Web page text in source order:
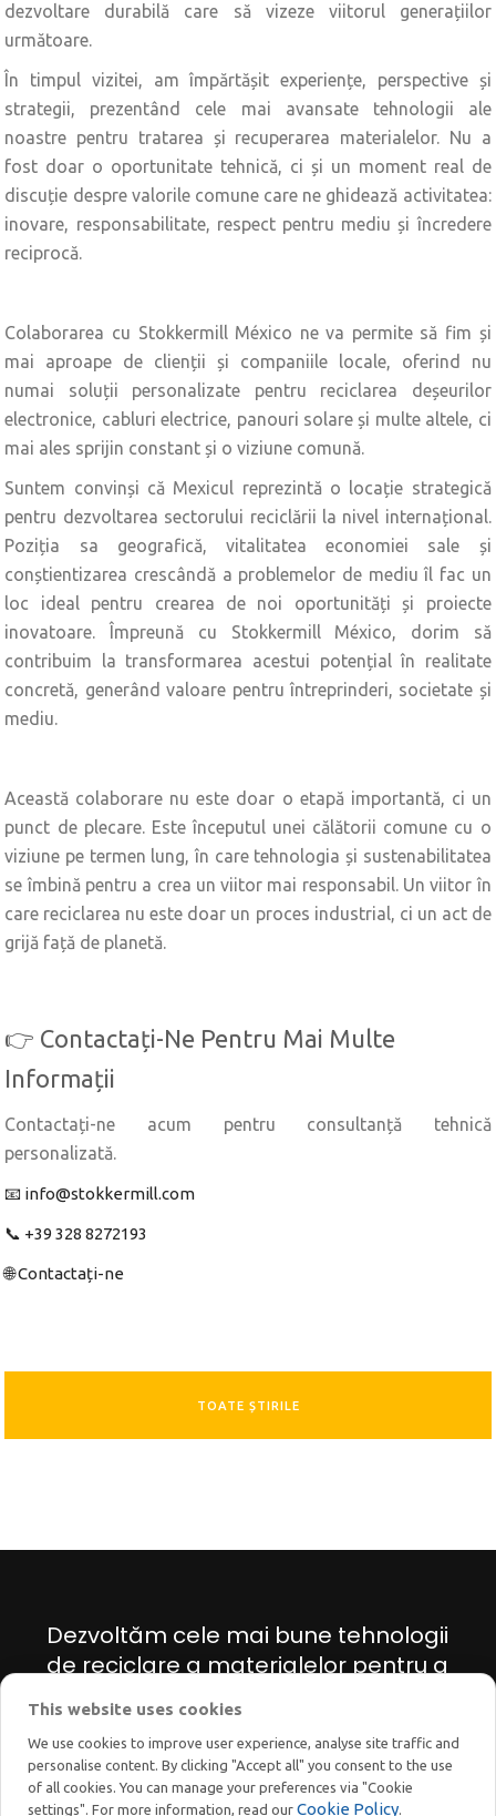
dezvoltare durabilă care să vizeze viitorul generațiilor
următoare.
În timpul vizitei, am împărtășit experiențe, perspective și
strategii, prezentând cele mai avansate tehnologii ale
noastre pentru tratarea și recuperarea materialelor. Nu a
fost doar o oportunitate tehnică, ci și un moment real de
discuție despre valorile comune care ne ghidează activitatea:
inovare, responsabilitate, respect pentru mediu și încredere
reciprocă.‍
Colaborarea cu Stokkermill México ne va permite să fim și
mai aproape de clienții și companiile locale, oferind nu
numai soluții personalizate pentru reciclarea deșeurilor
electronice, cabluri electrice, panouri solare și multe altele, ci
mai ales sprijin constant și o viziune comună.
Suntem convinși că Mexicul reprezintă o locație strategică
pentru dezvoltarea sectorului reciclării la nivel internațional.
Poziția sa geografică, vitalitatea economiei sale și
conștientizarea crescândă a problemelor de mediu îl fac un
loc ideal pentru crearea de noi oportunități și proiecte
inovatoare. Împreună cu Stokkermill México, dorim să
contribuim la transformarea acestui potențial în realitate
concretă, generând valoare pentru întreprinderi, societate și
mediu.
Această colaborare nu este doar o etapă importantă, ci un
punct de plecare. Este începutul unei călătorii comune cu o
viziune pe termen lung, în care tehnologia și sustenabilitatea
se îmbină pentru a crea un viitor mai responsabil. Un viitor în
care reciclarea nu este doar un proces industrial, ci un act de
grijă față de planetă.
👉 Contactați-Ne Pentru Mai Multe
Informații
Contactați-ne acum pentru consultanță tehnică
personalizată.
📧 info@stokkermill.com
📞 +39 328 8272193
🌐 Contactați-ne‍‍
TOATE ȘTIRILE
Dezvoltăm cele mai bune tehnologii
de reciclare a materialelor pentru a
găsi soluții inovatoare pentru
tranziția energetică și ecologică.
This website uses cookies
We use cookies to improve user experience, analyse site traffic and
personalise content. By clicking "Accept all" you consent to the use
of all cookies. You can manage your preferences via "Cookie
settings". For more information, read our Cookie Policy.